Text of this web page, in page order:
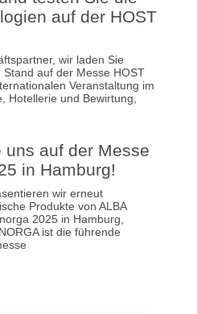
auf der HOST
wir laden Sie
auf der Messe HOST
Veranstaltung im
Hotellerie und Bewirtung,
uns auf der Messe
in Hamburg!
wir erneut
Produkte von ALBA
2025 in Hamburg,
ist die führende